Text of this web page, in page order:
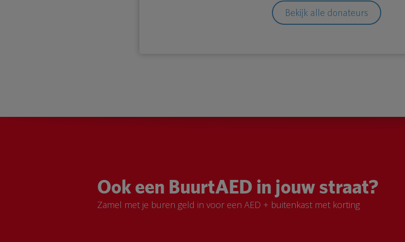
Bekijk alle donateurs
Ook een BuurtAED in jouw straat?
Zamel met je buren geld in voor een AED + buitenkast met korting